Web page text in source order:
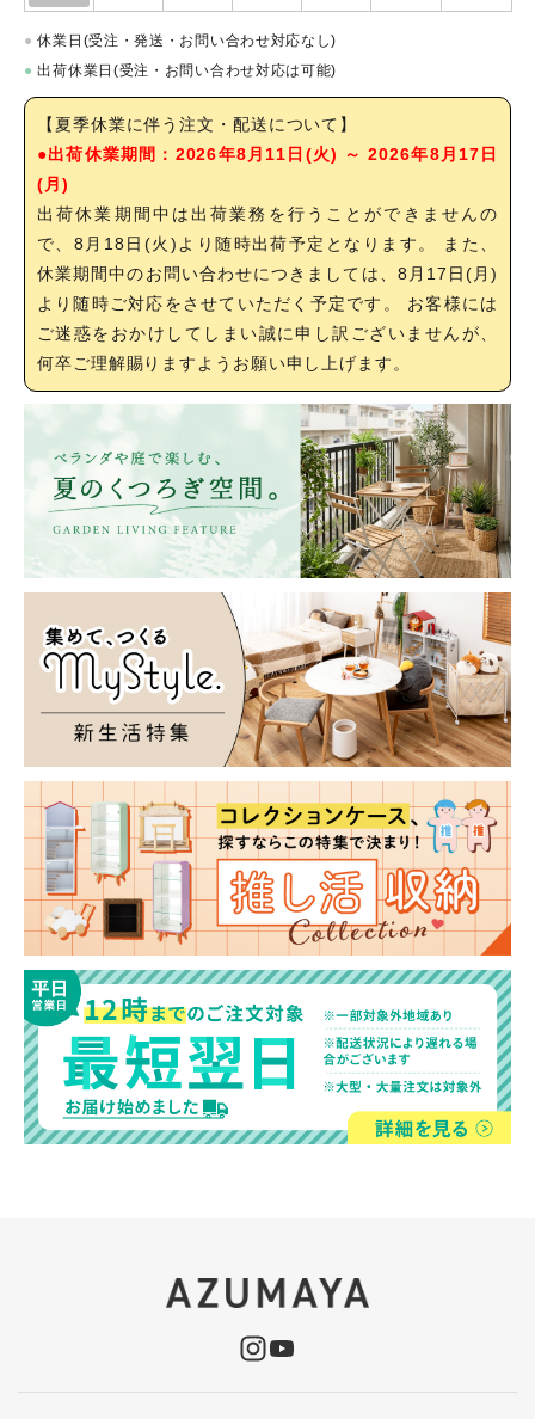
● 休業日(受注・発送・お問い合わせ対応なし)
● 出荷休業日(受注・お問い合わせ対応は可能)
【夏季休業に伴う注文・配送について】
●出荷休業期間：2026年8月11日(火) ～ 2026年8月17日
(月)
出荷休業期間中は出荷業務を行うことができませんの
で、8月18日(火)より随時出荷予定となります。 また、
休業期間中のお問い合わせにつきましては、8月17日(月)
より随時ご対応をさせていただく予定です。 お客様には
ご迷惑をおかけしてしまい誠に申し訳ございませんが、
何卒ご理解賜りますようお願い申し上げます。